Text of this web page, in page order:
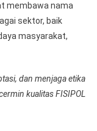
membawa nama
sektor, baik
masyarakat,
dan menjaga etika
kualitas FISIPOL